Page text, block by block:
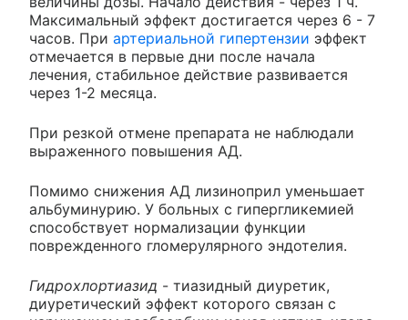
Максимальный эффект достигается через 6 - 7
часов. При артериальной гипертензии эффект
отмечается в первые дни после начала
лечения, стабильное действие развивается
через 1-2 месяца.
При резкой отмене препарата не наблюдали
выраженного повышения АД.
Помимо снижения АД лизиноприл уменьшает
альбуминурию. У больных с гипергликемией
способствует нормализации функции
поврежденного гломерулярного эндотелия.
Гидрохлортиазид - тиазидный диуретик,
диуретический эффект которого связан с